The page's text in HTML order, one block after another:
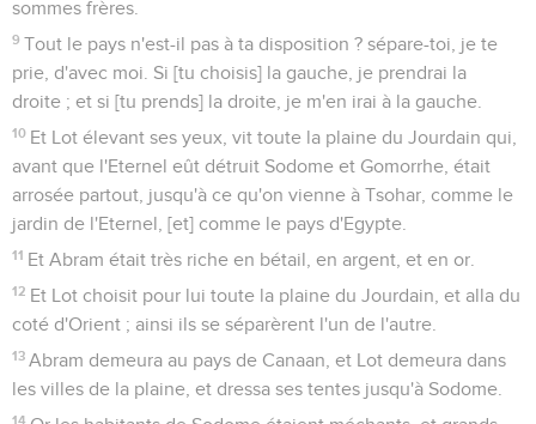
sommes frères.
9 Tout le pays n'est-il pas à ta disposition ? sépare-toi, je te
prie, d'avec moi. Si [tu choisis] la gauche, je prendrai la
droite ; et si [tu prends] la droite, je m'en irai à la gauche.
10 Et Lot élevant ses yeux, vit toute la plaine du Jourdain qui,
avant que l'Eternel eût détruit Sodome et Gomorrhe, était
arrosée partout, jusqu'à ce qu'on vienne à Tsohar, comme le
jardin de l'Eternel, [et] comme le pays d'Egypte.
11 Et Abram était très riche en bétail, en argent, et en or.
12 Et Lot choisit pour lui toute la plaine du Jourdain, et alla du
coté d'Orient ; ainsi ils se séparèrent l'un de l'autre.
13 Abram demeura au pays de Canaan, et Lot demeura dans
les villes de la plaine, et dressa ses tentes jusqu'à Sodome.
14